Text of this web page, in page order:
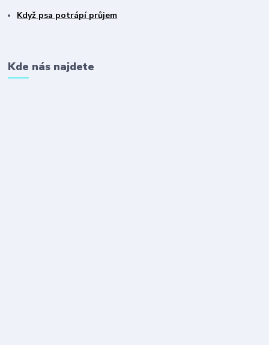
Když psa potrápí průjem
Kde nás najdete